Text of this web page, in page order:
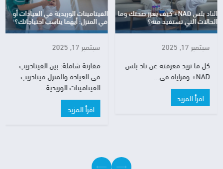
الناد بلس NAD+ كيف يعزز صحتك وما
التي تستفيد منه؟
سبتمبر 17, 2025
كل ما تريد معرفته عن ناد بلس
NAD+ ومزاياه في…
اقرأ المزيد
الفيتامينات الوريدية في العيادات أو
في المنزل: أيهما يناسب احتياجاتك؟
سبتمبر 17, 2025
مقارنة شاملة: بين الفيتادريب
في العيادة والمنزل فيتادريب
الفيتامينات الوريدية…
اقرأ المزيد